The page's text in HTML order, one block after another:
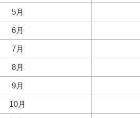
5月
6月
7月
8月
9月
10月